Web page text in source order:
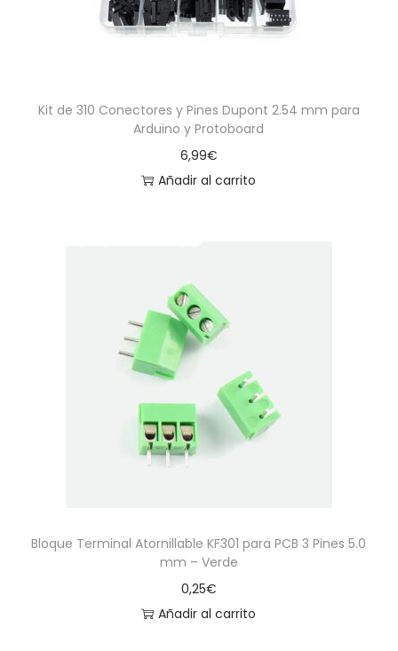
Kit de 310 Conectores y Pines Dupont 2.54 mm para
Arduino y Protoboard
6,99€
Añadir al carrito
Bloque Terminal Atornillable KF301 para PCB 3 Pines 5.0
mm – Verde
0,25€
Añadir al carrito